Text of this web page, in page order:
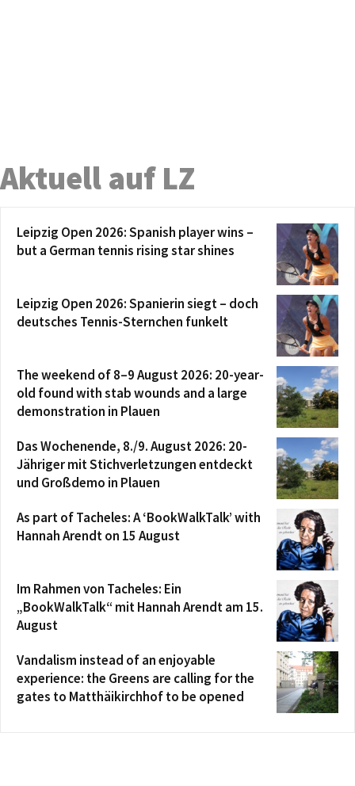
Aktuell auf LZ
Leipzig Open 2026: Spanish player wins –
but a German tennis rising star shines
Leipzig Open 2026: Spanierin siegt – doch
deutsches Tennis-Sternchen funkelt
The weekend of 8–9 August 2026: 20-year-
old found with stab wounds and a large
demonstration in Plauen
Das Wochenende, 8./9. August 2026: 20-
Jähriger mit Stichverletzungen entdeckt
und Großdemo in Plauen
As part of Tacheles: A ‘BookWalkTalk’ with
Hannah Arendt on 15 August
Im Rahmen von Tacheles: Ein
„BookWalkTalk“ mit Hannah Arendt am 15.
August
Vandalism instead of an enjoyable
experience: the Greens are calling for the
gates to Matthäikirchhof to be opened